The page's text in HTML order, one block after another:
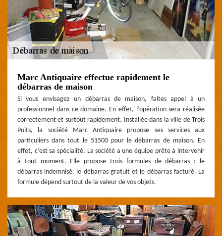
Marc Antiquaire effectue rapidement le
débarras de maison
Si vous envisagez un débarras de maison, faites appel à un
professionnel dans ce domaine. En effet, l’opération sera réalisée
correctement et surtout rapidement. Installée dans la ville de Trois
Puits, la société Marc Antiquaire propose ses services aux
particuliers dans tout le 51500 pour le débarras de maison. En
effet, c’est sa spécialité. La société a une équipe prête à intervenir
à tout moment. Elle propose trois formules de débarras : le
débarras indemnisé, le débarras gratuit et le débarras facturé. La
formule dépend surtout de la valeur de vos objets.